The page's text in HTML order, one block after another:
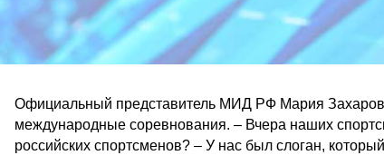
Официальный представитель МИД РФ Мария
международные соревнования. – Вчера наших
российских спортсменов? – У нас был слоган,